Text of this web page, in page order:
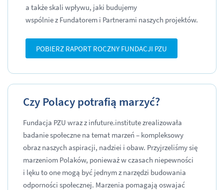
a także skali wpływu, jaki budujemy
wspólnie z Fundatorem i Partnerami naszych projektów.
POBIERZ RAPORT ROCZNY FUNDACJI PZU
Czy Polacy potrafią marzyć?
Fundacja PZU wraz z infuture.institute zrealizowała
badanie społeczne na temat marzeń – kompleksowy
obraz naszych aspiracji, nadziei i obaw. Przyjrzeliśmy się
marzeniom Polaków, ponieważ w czasach niepewności
i lęku to one mogą być jednym z narzędzi budowania
odporności społecznej. Marzenia pomagają oswajać